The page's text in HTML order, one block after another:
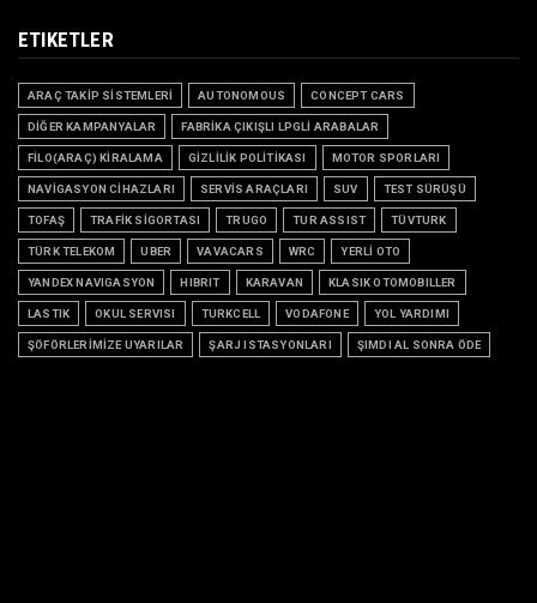
ETIKETLER
ARAÇ TAKİP SİSTEMLERİ AUTONOMOUS CONCEPT CARS
DİĞER KAMPANYALAR FABRİKA ÇIKIŞLI LPGLİ ARABALAR
FİLO(ARAÇ) KİRALAMA GİZLİLİK POLİTİKASI MOTOR SPORLARI
NAVİGASYON CİHAZLARI SERVİS ARAÇLARI SUV TEST SÜRÜŞÜ
TOFAŞ TRAFİK SİGORTASI TRUGO TUR ASSIST TÜVTURK
TÜRK TELEKOM UBER VAVACARS WRC YERLİ OTO
YANDEX NAVIGASYON HIBRIT KARAVAN KLASIK OTOMOBILLER
LASTIK OKUL SERVISI TURKCELL VODAFONE YOL YARDIMI
ŞÖFÖRLERİMİZE UYARILAR ŞARJ ISTASYONLARI ŞIMDI AL SONRA ÖDE